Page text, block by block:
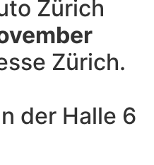
Zürich
Zürich.
der Halle 6